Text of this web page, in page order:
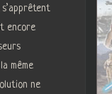
encore
même
ne